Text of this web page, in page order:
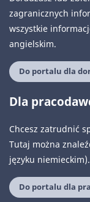
zagranicznych
wszystkie
angielskim.
Do portalu dla
Dla
Chcesz zatrudnić
Tutaj można
języku niemieckim).
Do portalu dla